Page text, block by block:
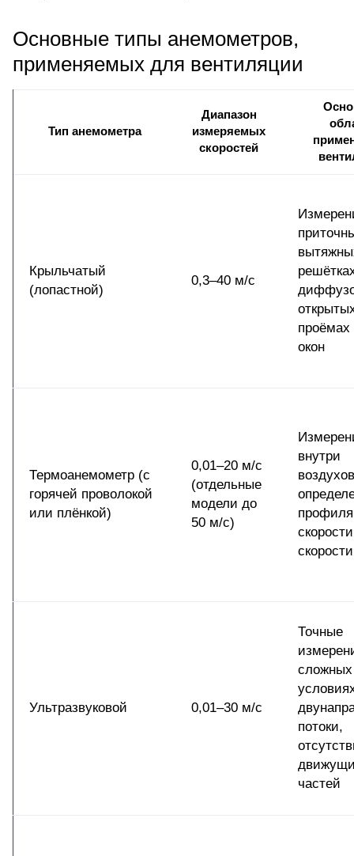
Основные типы анемометров,
применяемых для вентиляции
Тип анемометра
Диапазон
измеряемых
скоростей
Крыльчатый
(лопастной)
0,3–40 м/с
проёмах
окон
Термоанемометр (с
горячей проволокой
или плёнкой)
0,01–20 м/с
(отдельные
модели до
50 м/с)
внутри
профиля
Ультразвуковой 0,01–30 м/с
Точные
сложных
потоки,
частей